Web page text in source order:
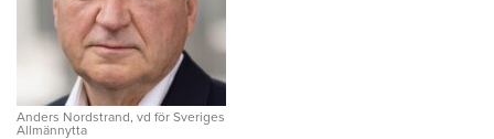
Anders Nordstrand, vd för Sveriges
Allmännytta